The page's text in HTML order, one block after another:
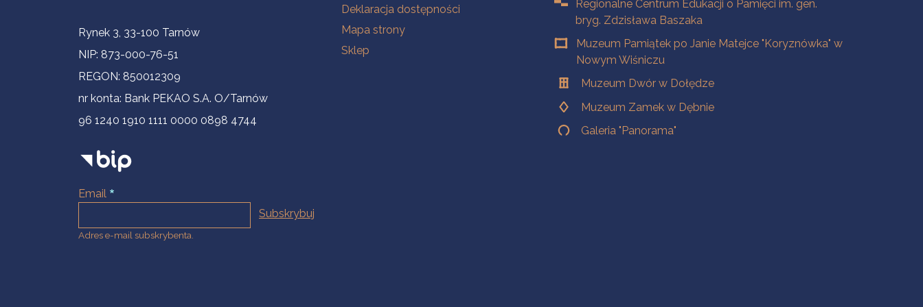
Informacje kontaktowe
Rynek 3, 33-100 Tarnów
NIP: 873-000-76-51
REGON: 850012309
nr konta: Bank PEKAO S.A. O/Tarnów
96 1240 1910 1111 0000 0898 4744
Email
Adres e-mail subskrybenta.
Deklaracja dostępności
Mapa strony
Sklep
Regionalne Centrum Edukacji o Pamięci im. gen.
bryg. Zdzisława Baszaka
Muzeum Pamiątek po Janie Matejce "Koryznówka" w
Nowym Wiśniczu
Muzeum Dwór w Dołędze
Muzeum Zamek w Dębnie
Galeria "Panorama"